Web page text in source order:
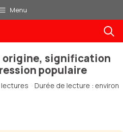
Menu
origine, signification
populaire
· Durée de lecture : environ